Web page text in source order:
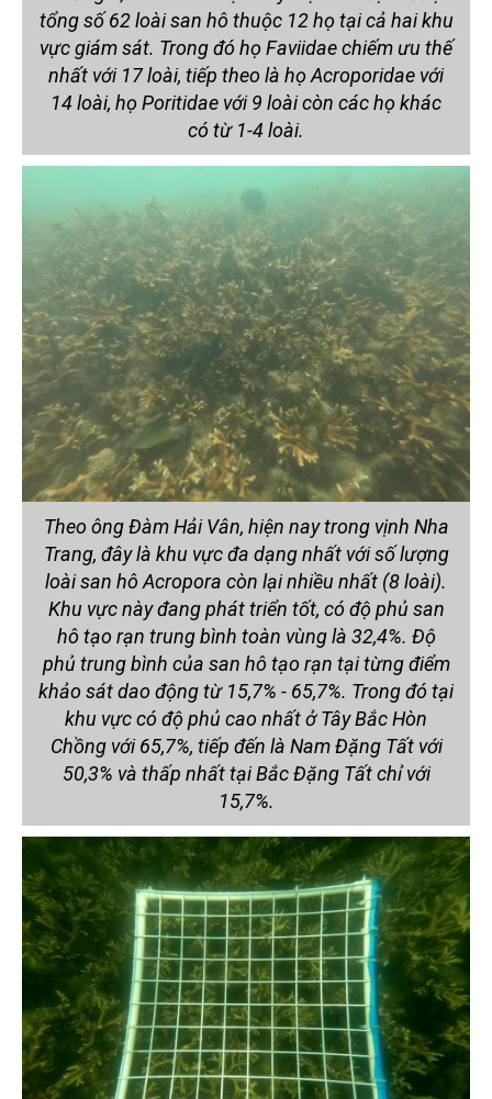
tổng số 62 loài san hô thuộc 12 họ tại cả hai khu
vực giám sát. Trong đó họ Faviidae chiếm ưu thế
nhất với 17 loài, tiếp theo là họ Acroporidae với
14 loài, họ Poritidae với 9 loài còn các họ khác
có từ 1-4 loài.
Theo ông Đàm Hải Vân, hiện nay trong vịnh Nha
Trang, đây là khu vực đa dạng nhất với số lượng
loài san hô Acropora còn lại nhiều nhất (8 loài).
Khu vực này đang phát triển tốt, có độ phủ san
hô tạo rạn trung bình toàn vùng là 32,4%. Độ
phủ trung bình của san hô tạo rạn tại từng điểm
khảo sát dao động từ 15,7% - 65,7%. Trong đó tại
khu vực có độ phủ cao nhất ở Tây Bắc Hòn
Chồng với 65,7%, tiếp đến là Nam Đặng Tất với
50,3% và thấp nhất tại Bắc Đặng Tất chỉ với
15,7%.